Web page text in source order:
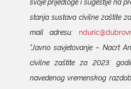
stanja sustava civilne zaštite
mail adresu:
"Javno savjetovanje – Nacrt
civilne zaštite za 2023.
navedenog vremenskog